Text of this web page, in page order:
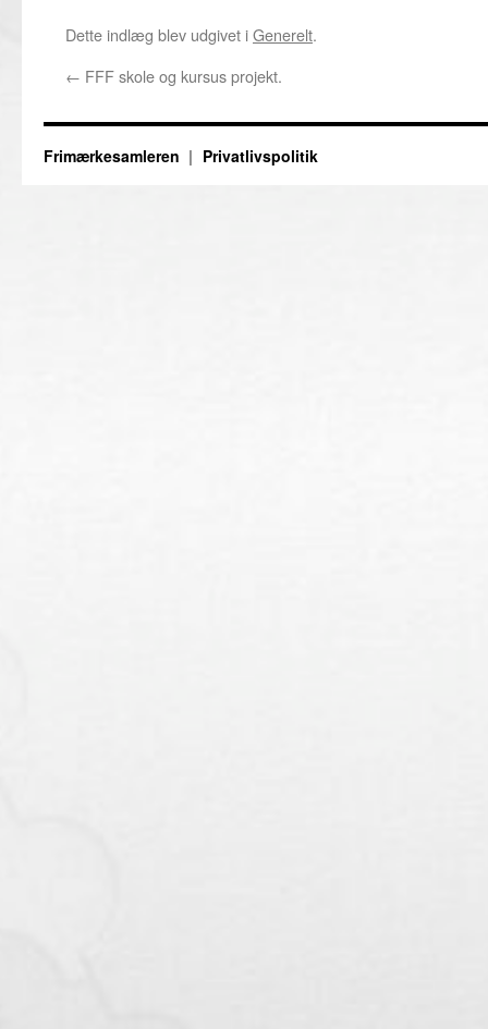
Dette indlæg blev udgivet iGenerelt.
← FFF skole og kursus projekt.
Frimærkesamleren Privatlivspolitik